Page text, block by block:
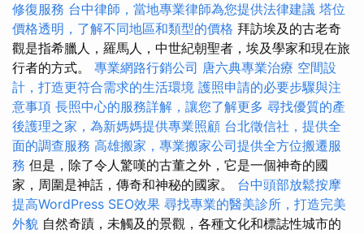
修復服務 台中律師，當地專業律師為您提供法律建議 塔位
價格透明，了解不同地區和類型的價格 拜訪埃及的古老奇
觀是指希臘人，羅馬人，中世紀朝聖者，埃及學家和現在旅
行者的方式。 專業網路行銷公司 唐六典專業治療 空間設
計，打造更符合需求的生活環境 護照申請的必要步驟與注
意事項 長照中心的服務詳解，讓您了解更多 尋找優質的產
後護理之家，為新媽媽提供專業照顧 台北徵信社，提供全
面的調查服務 高雄搬家，專業搬家公司提供全方位搬遷服
務 但是，除了令人驚嘆的古董之外，它是一個神奇的國
家，周圍是神話，傳奇和神秘的國家。 台中頭部放鬆按摩
提高WordPress SEO效果 尋找專業的醫美診所，打造完美
外貌 自然奇蹟，未觸及的景觀，各種文化和標誌性城市的